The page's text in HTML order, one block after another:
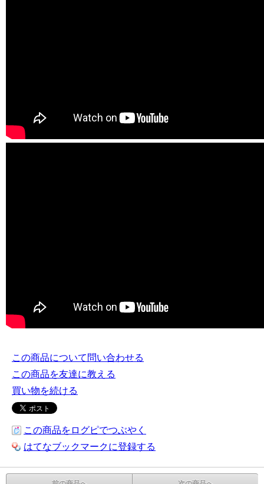
この商品について問い合わせる
この商品を友達に教える
買い物を続ける
この商品をログピでつぶやく
はてなブックマークに登録する